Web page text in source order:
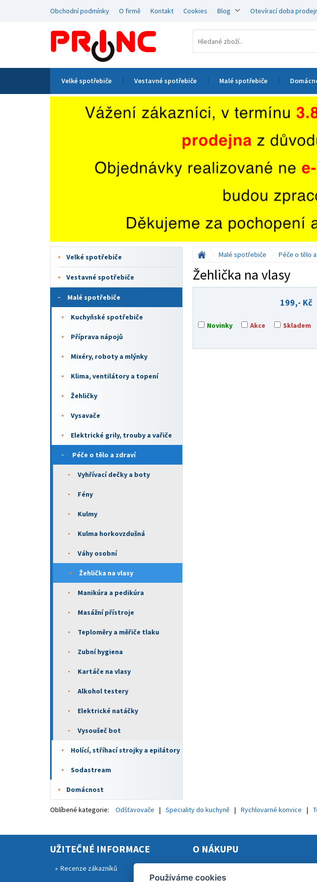
Obchodní podmínky O firmě Kontakt Cookies Blog Otevírací doba
Velké spotřebiče Vestavné spotřebiče Malé spotřebiče
Velké spotřebiče
Vestavné spotřebiče
Malé spotřebiče
Kuchyňské spotřebiče
Příprava nápojů
Mixéry, roboty a mlýnky
Klima, ventilátory a topení
Žehličky
Vysavače
Elektrické grily, trouby a vařiče
Péče o tělo a zdraví
Vyhřívací dečky a boty
Fény
Kulmy
Kulma horkovzdušná
Váhy osobní
Žehlička na vlasy
Manikúra a pedikúra
Masážní přístroje
Teploměry a měřiče tlaku
Zubní hygiena
Kartáče na vlasy
Alkohol testery
Elektrické natáčky
Vysoušeč bot
Holící, stříhací strojky a epilátory
Sodastream
Domácnost
Malé spotřebiče Péče o tělo
Žehlička na vlasy
Novinky Akce Skladem
199,- Kč
Oblíbené kategorie: Odšťavovače Speciality do kuchyně Rychlovarné konvice
UŽITEČNÉ INFORMACE
Recenze zákazníků
O NÁKUPU
Používáme cookies